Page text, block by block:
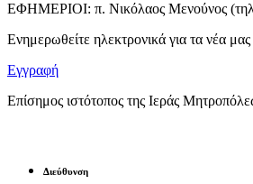
ΕΦΗΜΕΡΙΟΙ: π. Νικόλαος Μενούνος
Ενημερωθείτε ηλεκτρονικά για τα νέα μας
Εγγραφή
Επίσημος ιστότοπος της Ιεράς
Διεύθυνση